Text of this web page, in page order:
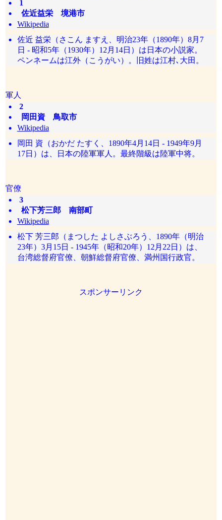
1
佐近益栄 境港市
Wikipedia
佐近 益栄（さこん ますえ、明治23年（1890年）8月7
日 - 昭和5年（1930年）12月14日）は日本の小説家。
ペンネームは江外（こうがい）。旧姓は江村､大田。
軍人
2
岡田資 鳥取市
Wikipedia
岡田 資（おかだ たすく、1890年4月14日 - 1949年9月
17日）は、日本の陸軍軍人。最終階級は陸軍中将。
官僚
3
松下芳三郎 南部町
Wikipedia
松下 芳三郎（まつした よしさぶろう、1890年（明治
23年）3月15日 - 1945年（昭和20年）12月22日）は、
台湾総督府官僚、朝鮮総督府官僚、満州国行政官。
スポンサーリンク